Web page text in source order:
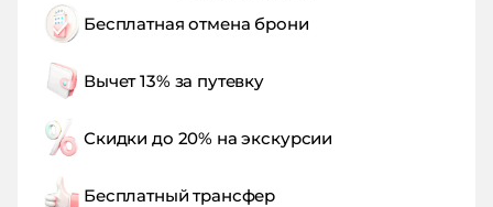
Бесплатная отмена брони
Вычет 13% за путевку
Скидки до 20% на экскурсии
Бесплатный трансфер